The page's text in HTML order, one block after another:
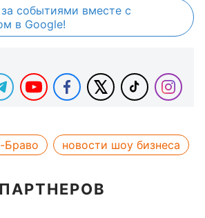
событиями вместе с
в Google!
Браво новости шоу бизнеса